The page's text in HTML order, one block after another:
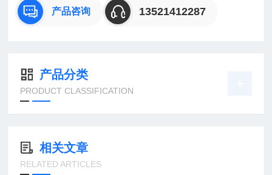
产品咨询 13521412287
产品分类
PRODUCT CLASSIFICATION
相关文章
RELATED ARTICLES